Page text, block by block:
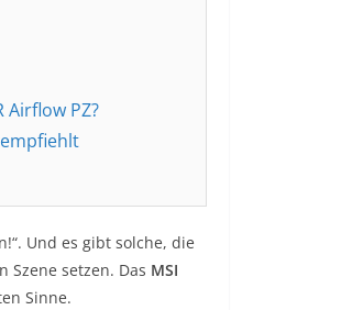
Airflow PZ?
Und es gibt solche, die
setzen. Das MSI
Sinne.